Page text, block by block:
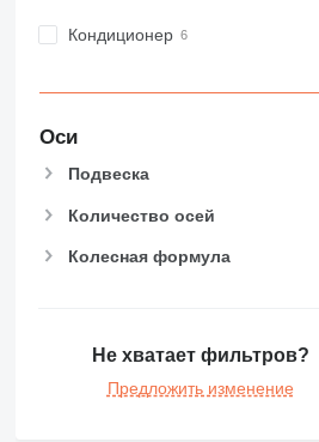
Кондиционер
Оси
Подвеска
Количество осей
Колесная формула
Не хватает фильтров?
Предложить изменение